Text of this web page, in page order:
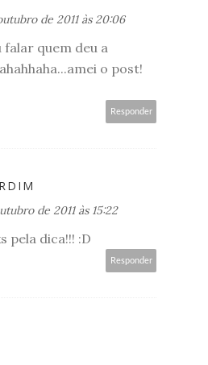
de 2011 às 20:06
falar quem deu a
o post!
Responder
de 2011 às 15:22
pela dica!!! :D
Responder